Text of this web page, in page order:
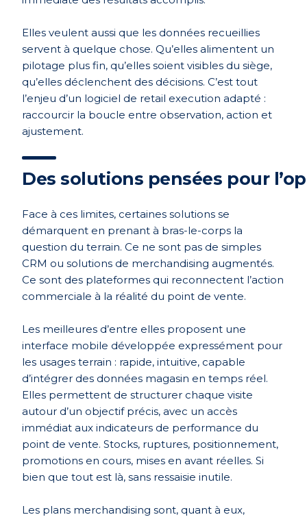
Elles veulent aussi que les données recueillies
servent à quelque chose. Qu’elles alimentent un
pilotage plus fin, qu’elles soient visibles du siège,
qu’elles déclenchent des décisions. C’est tout
l’enjeu d’un logiciel de retail execution adapté :
raccourcir la boucle entre observation, action et
ajustement.
Des solutions pensées pour
Face à ces limites, certaines solutions se
démarquent en prenant à bras-le-corps la
question du terrain. Ce ne sont pas de simples
CRM ou solutions de merchandising augmentés.
Ce sont des plateformes qui reconnectent l’action
commerciale à la réalité du point de vente.
Les meilleures d’entre elles proposent une
interface mobile développée expressément pour
les usages terrain : rapide, intuitive, capable
d’intégrer des données magasin en temps réel.
Elles permettent de structurer chaque visite
autour d’un objectif précis, avec un accès
immédiat aux indicateurs de performance du
point de vente. Stocks, ruptures, positionnement,
promotions en cours, mises en avant réelles. Si
bien que tout est là, sans ressaisie inutile.
Les plans merchandising sont, quant à eux,